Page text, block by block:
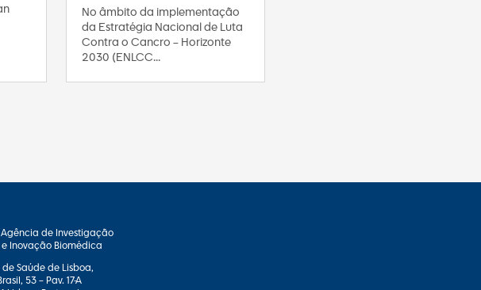
No âmbito da implementação
da Estratégia Nacional de Luta
Contra o Cancro – Horizonte
2030 (ENLCC...
Agência de Investigação
Inovação Biomédica
de Saúde de Lisboa,
53 – Pav. 17-A